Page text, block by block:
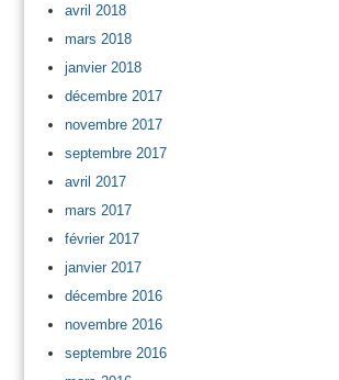
avril 2018
mars 2018
janvier 2018
décembre 2017
novembre 2017
septembre 2017
avril 2017
mars 2017
février 2017
janvier 2017
décembre 2016
novembre 2016
septembre 2016